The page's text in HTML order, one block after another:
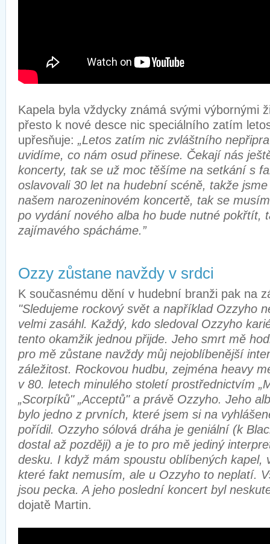
Kapela byla vždycky známá svými výbornými
přesto k nové desce nic speciálního zatím
upřesňuje: „Letos zatím nic zvláštního
uvidíme, co nám osud přinese. Čekají nás
koncerty, tak se už moc těšíme na setkání s
oslavovali 30 let na hudební scéně, takže
našem narozeninovém koncertě, tak se
po vydání nového alba ho bude nutné pokřtít,
zajímavého spácháme.”
Ozzy zůstane navždy v srdci
K současnému dění v hudební branži pak na
"Sledujeme rockový svět a například Ozzyho
velmi zasáhl. Každý, kdo sledoval Ozzyho
tento okamžik jednou přijde. Jeho smrt mě
pro mě zůstane navždy můj nejoblíbenější
záležitost. Rockovou hudbu, zejména heavy
v 80. letech minulého století prostřednictvím
„Scorpíků" „Acceptů" a právě Ozzyho. Jeho
bylo jedno z prvních, které jsem si na
pořídil. Ozzyho sólová dráha je geniální (k
dostal až později) a je to pro mě jediný
desku. I když mám spoustu oblíbených kapel,
které fakt nemusím, ale u Ozzyho to neplatí.
jsou pecka. A jeho poslední koncert byl
dojatě Martin.